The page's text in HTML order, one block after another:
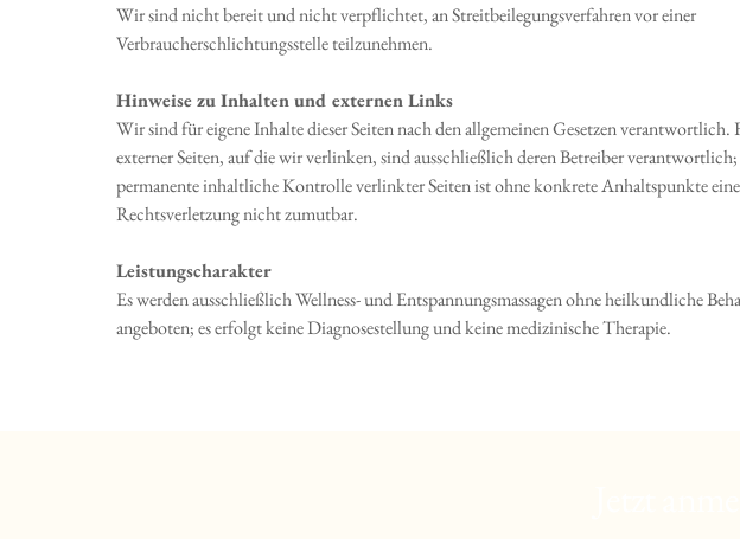
Wir sind nicht bereit und nicht verpflichtet, an Streitbeilegungsverfahren vor einer
Verbraucherschlichtungsstelle teilzunehmen.
Hinweise zu Inhalten und externen Links
Wir sind für eigene Inhalte dieser Seiten nach den allgemeinen Gesetzen verantwortlich.
externer Seiten, auf die wir verlinken, sind ausschließlich deren Betreiber verantwortlich;
permanente inhaltliche Kontrolle verlinkter Seiten ist ohne konkrete Anhaltspunkte
Rechtsverletzung nicht zumutbar.
Leistungscharakter
Es werden ausschließlich Wellness- und Entspannungsmassagen ohne heilkundliche
angeboten; es erfolgt keine Diagnosestellung und keine medizinische Therapie.